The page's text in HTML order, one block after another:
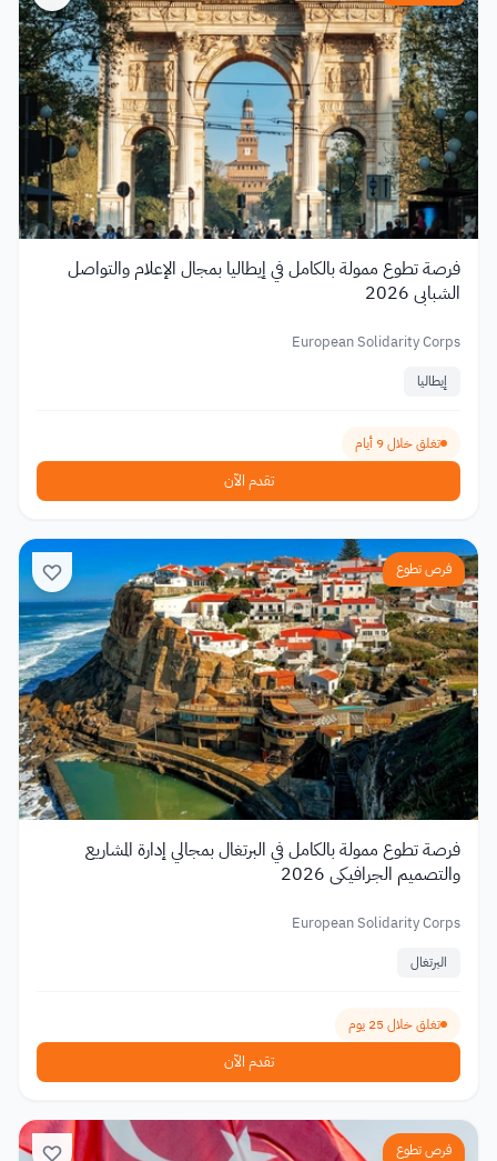
فرصة تطوع ممولة بالكامل في إيطاليا بمجال الإعلام والتواصل
الشبابي 2026
European Solidarity Corps
إيطاليا
تغلق خلال 9 أيام
تقدم الآن
فرص تطوع
فرصة تطوع ممولة بالكامل في البرتغال بمجالي إدارة المشاريع
والتصميم الجرافيكي 2026
European Solidarity Corps
البرتغال
تغلق خلال 25 يوم
تقدم الآن
فرص تطوع